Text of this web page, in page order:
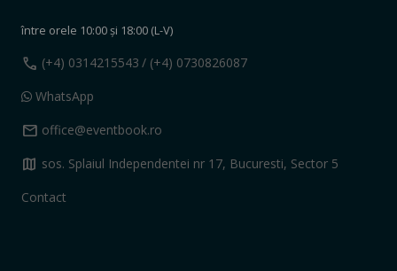
între orele 10:00 și 18:00 (L-V)
call (+4) 0314215543 / (+4) 0730826087
WhatsApp
mail office@eventbook.ro
map sos. Splaiul Independentei nr 17, Bucuresti, Sector 5
Contact